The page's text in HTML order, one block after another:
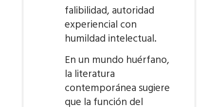
falibilidad, autoridad
experiencial con
humildad intelectual.
En un mundo huérfano,
la literatura
contemporánea sugiere
que la función del